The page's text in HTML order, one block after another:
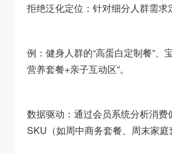
拒绝泛化定位：针对细分人群需求
例：健身人群的“高蛋白定制餐”、
营养套餐+亲子互动区”。
数据驱动：通过会员系统分析消费
SKU（如周中商务套餐、周末家庭